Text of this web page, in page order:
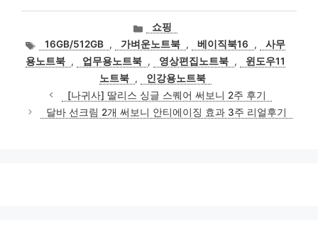
카
테
고
리
쇼핑
태
그
16GB/512GB , 가벼운노트북 , 베이직북16 ,
사무
용노트북 , 업무용노트북 , 영상편집노트북 ,
윈도우11
노트북 ,
인강용노트북
[나귀사] 딸리스 싱글 스퀘어 써보니 2주 후기
달바 선크림 2개 써보니 안티에이징 효과 3주 리얼후기